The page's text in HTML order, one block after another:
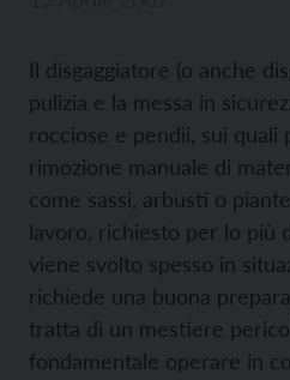
Il disgaggiatore (o anche
pulizia e la messa in
rocciose e pendii, sui quali
rimozione manuale di
come sassi, arbusti o
lavoro, richiesto per lo più
viene svolto spesso in
richiede una buona
tratta di un mestiere
fondamentale operare in